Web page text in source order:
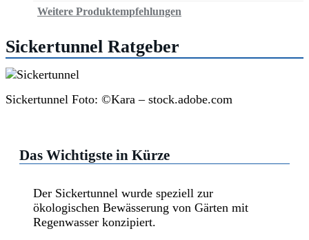
Weitere Produktempfehlungen
Sickertunnel Ratgeber
Sickertunnel Foto: ©Kara – stock.adobe.com
Das Wichtigste in Kürze
Der Sickertunnel wurde speziell zur
ökologischen Bewässerung von Gärten mit
Regenwasser konzipiert.